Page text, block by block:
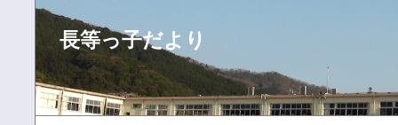
長等っ子だより